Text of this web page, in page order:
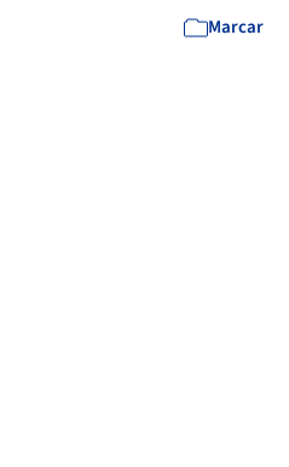
Marcar